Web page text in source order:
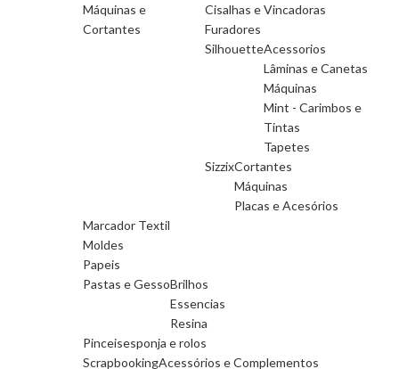
Máquinas e
Cortantes
Cisalhas e Vincadoras
Furadores
SilhouetteAcessorios
Lâminas e Canetas
Máquinas
Mint - Carimbos e
Tintas
Tapetes
SizzixCortantes
Máquinas
Placas e Acesórios
Marcador Textil
Moldes
Papeis
Pastas e GessoBrilhos
Essencias
Resina
Pinceisesponja e rolos
ScrapbookingAcessórios e Complementos